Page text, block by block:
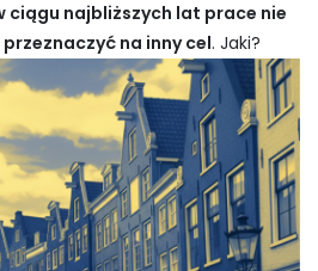
ciągu najbliższych lat prace nie
na inny cel. Jaki?